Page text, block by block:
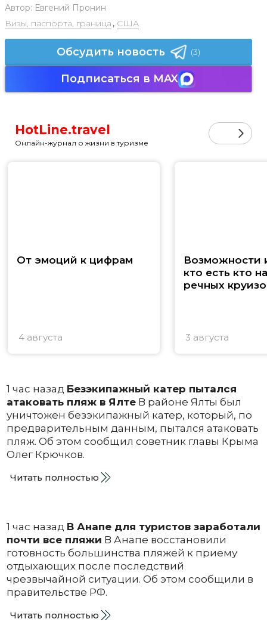
Автор: Евгений Пронин
Визы, паспорта, граница , США
Обсудить новость (3)
Подписаться в MAX
HotLine.travel
Онлайн-журнал о жизни в туризме
От эмоций к цифрам
4 августа
Возможности
кто есть кто
речных
3 августа
1 час назад Безэкипажный катер пытался
атаковать пляж в ЯлтеВ районе Ялты был
уничтожен безэкипажный катер, который, по
предварительным данным, пытался атаковать
пляж. Об этом сообщил советник главы Крыма
Олег Крючков.
Читать полностью
1 час назад В Анапе для туристов заработали
почти все пляжи В Анапе восстановили
готовность большинства пляжей к приему
отдыхающих после последствий
чрезвычайной ситуации. Об этом сообщили в
правительстве РФ.
Читать полностью